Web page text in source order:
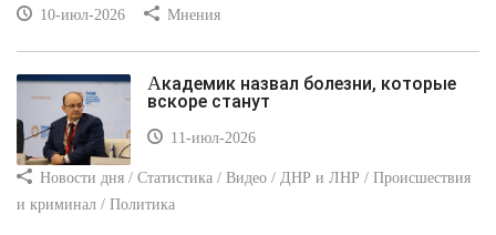
10-июл-2026 Мнения
Академик назвал болезни, которые
вскоре станут
11-июл-2026
Новости дня / Статистика / Видео / ДНР и ЛНР / Происшествия
и криминал / Политика